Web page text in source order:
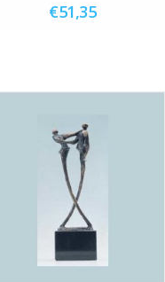
€51,35